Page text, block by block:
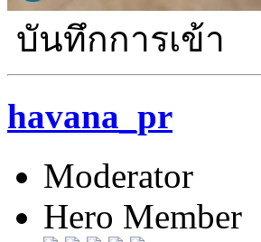
บันทึกการเข้า
havana_pr
Moderator
Hero Member